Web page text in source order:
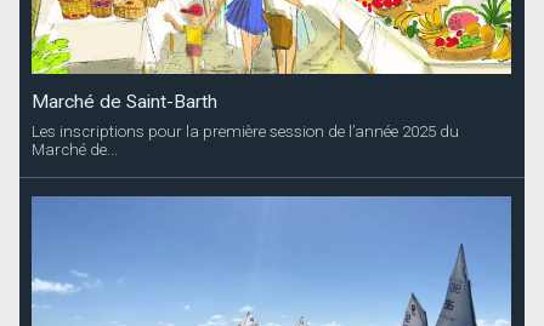
Marché de Saint-Barth
Les inscriptions pour la première session de l’année 2025 du
Marché de...